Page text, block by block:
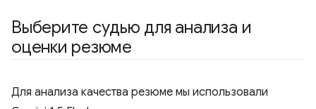
Выберите судью для анализа и
оценки резюме
Для анализа качества резюме мы использовали